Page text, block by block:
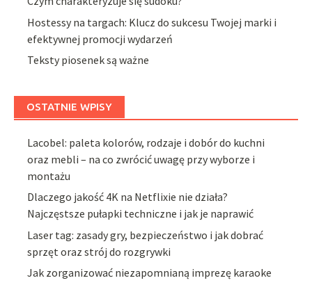
Hostessy na targach: Klucz do sukcesu Twojej marki i
efektywnej promocji wydarzeń
Teksty piosenek są ważne
OSTATNIE WPISY
Lacobel: paleta kolorów, rodzaje i dobór do kuchni
oraz mebli – na co zwrócić uwagę przy wyborze i
montażu
Dlaczego jakość 4K na Netflixie nie działa?
Najczęstsze pułapki techniczne i jak je naprawić
Laser tag: zasady gry, bezpieczeństwo i jak dobrać
sprzęt oraz strój do rozgrywki
Jak zorganizować niezapomnianą imprezę karaoke